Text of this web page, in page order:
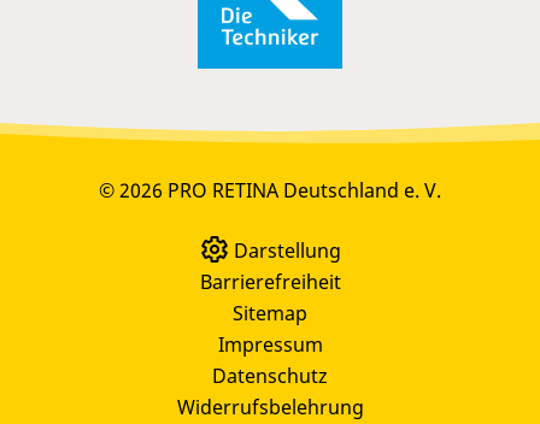
© 2026 PRO RETINA Deutschland e. V.
Darstellung
Barrierefreiheit
Sitemap
Impressum
Datenschutz
Widerrufsbelehrung